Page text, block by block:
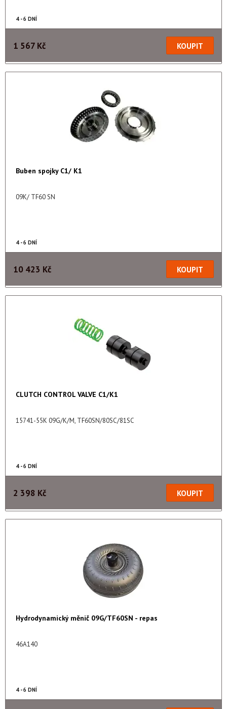
4 - 6 DNÍ
1 567 Kč
Buben spojky C1/ K1
09K/ TF60 SN
4 - 6 DNÍ
10 423 Kč
CLUTCH CONTROL VALVE C1/K1
15741-55K 09G/K/M, TF60SN/80SC/81SC
4 - 6 DNÍ
2 398 Kč
Hydrodynamický měnič 09G/TF60SN - repas
46A140
4 - 6 DNÍ